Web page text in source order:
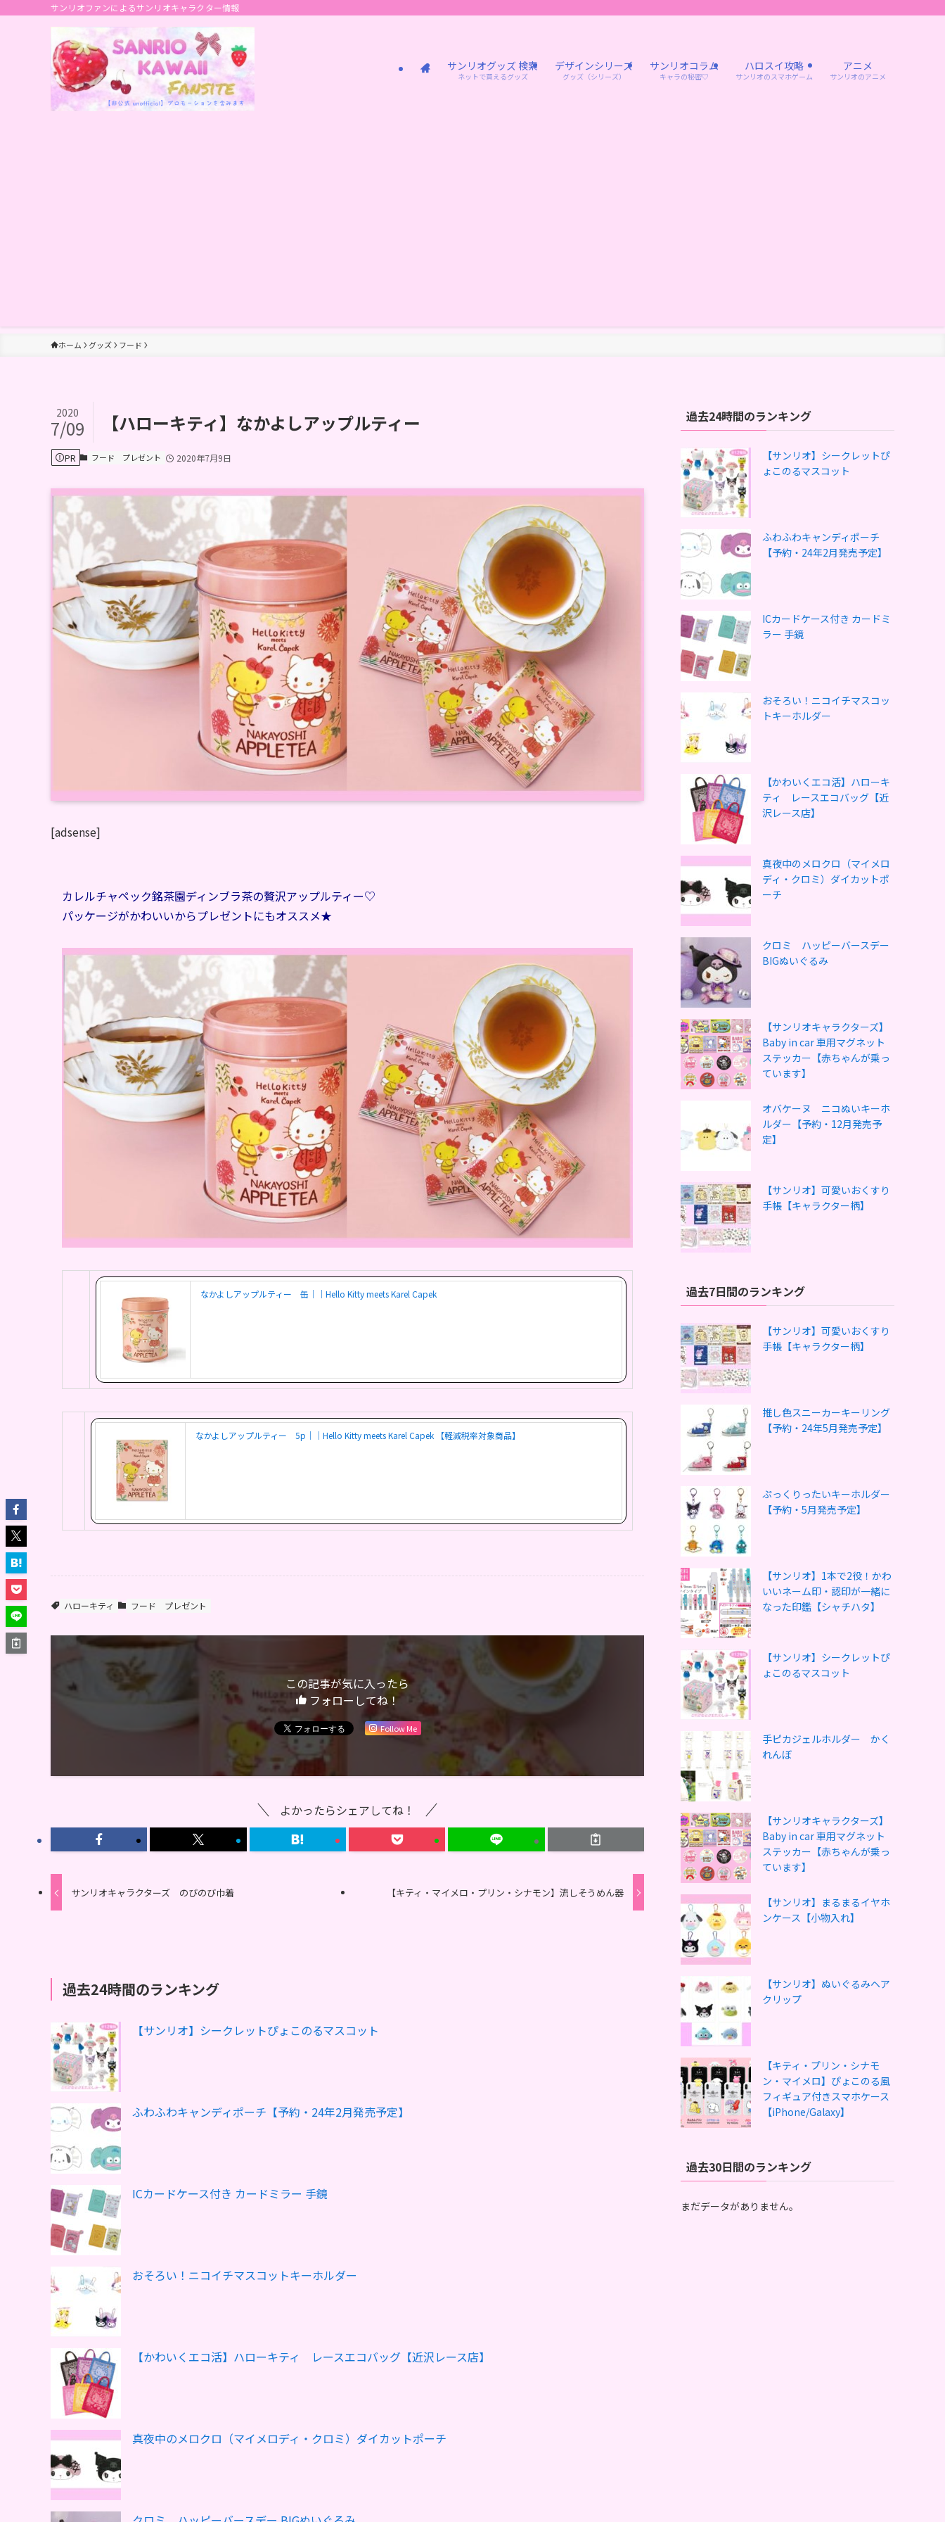
サンリオファンによるサンリオキャラクター情報
サンリオグッズ 検索
ネットで買えるグッズ
デザインシリーズ
グッズ（シリーズ）
サンリオコラム
キャラの秘密♡
ハロスイ攻略
サンリオのスマホゲーム
アニメ
サンリオのアニメ
ホーム グッズ フード
【ハローキティ】なかよしアップルティー
2020
7/09
PR フード プレゼント 2020年7月9日
[adsense]
カレルチャペック銘茶園ディンブラ茶の贅沢アップルティー♡
パッケージがかわいいからプレゼントにもオススメ★
なかよしアップルティー 缶｜｜Hello Kitty meets Karel Capek
なかよしアップルティー 5p｜｜Hello Kitty meets Karel Capek 【軽減税率対象商品】
ハローキティ フード プレゼント
この記事が気に入ったら
フォローしてね！
Follow Me
よかったらシェアしてね！
サンリオキャラクターズ のびのび巾着 【キティ・マイメロ・プリン・シナモン】流しそうめん器
過去24時間のランキング
【サンリオ】シークレットぴょこのるマスコット
ふわふわキャンディポーチ【予約・24年2月発売予定】
ICカードケース付き カードミラー 手鏡
おそろい！ニコイチマスコットキーホルダー
【かわいくエコ活】ハローキティ レースエコバッグ【近沢レース店】
真夜中のメロクロ（マイメロディ・クロミ）ダイカットポーチ
過去24時間のランキング
【サンリオ】シークレットぴ
ょこのるマスコット
ふわふわキャンディポーチ
【予約・24年2月発売予定】
ICカードケース付き カードミ
ラー 手鏡
おそろい！ニコイチマスコッ
トキーホルダー
【かわいくエコ活】ハローキ
ティ レースエコバッグ【近
沢レース店】
真夜中のメロクロ（マイメロ
ディ・クロミ）ダイカットポ
ーチ
クロミ ハッピーバースデー
BIGぬいぐるみ
【サンリオキャラクターズ】
Baby in car 車用マグネット
ステッカー【赤ちゃんが乗っ
ています】
オバケーヌ ニコぬいキーホ
ルダー【予約・12月発売予
定】
【サンリオ】可愛いおくすり
手帳【キャラクター柄】
過去7日間のランキング
【サンリオ】可愛いおくすり
手帳【キャラクター柄】
推し色スニーカーキーリング
【予約・24年5月発売予定】
ぷっくりったいキーホルダー
【予約・5月発売予定】
【サンリオ】1本で2役！かわ
いいネーム印・認印が一緒に
なった印鑑【シャチハタ】
【サンリオ】シークレットぴ
ょこのるマスコット
手ピカジェルホルダー かく
れんぼ
【サンリオキャラクターズ】
Baby in car 車用マグネット
ステッカー【赤ちゃんが乗っ
ています】
【サンリオ】まるまるイヤホ
ンケース【小物入れ】
【サンリオ】ぬいぐるみヘア
クリップ
【キティ・プリン・シナモ
ン・マイメロ】ぴょこのる風
フィギュア付きスマホケース
【iPhone/Galaxy】
過去30日間のランキング
まだデータがありません。